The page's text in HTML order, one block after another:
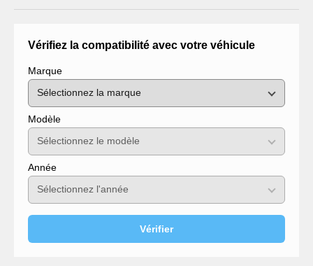
Vérifiez la compatibilité avec votre véhicule
Marque
Modèle
Année
Vérifier